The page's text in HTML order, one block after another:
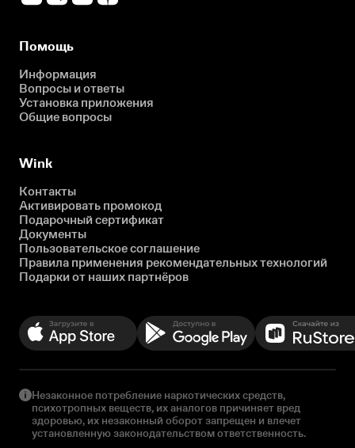
Помощь
Информация
Вопросы и ответы
Установка приложения
Общие вопросы
Wink
Контакты
Активировать промокод
Подарочный сертификат
Документы
Пользовательское соглашение
Правила применения рекомендательных технологий
Подарки от наших партнёров
Незаконное потребление наркотических средств,
психотропных веществ, их аналогов причиняет вред
здоровью, их незаконный оборот запрещен и влечет
установленную законодательством ответственность.